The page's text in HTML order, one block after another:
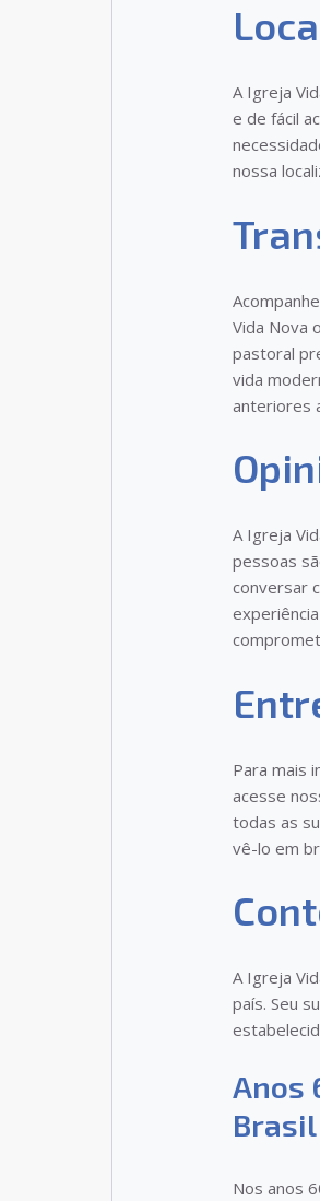
A Igreja
e de fácil
nossa
Vida Nova
pastoral
vida
anteriores
A Igreja
pessoas
conversar
Para mais
acesse
todas as
vê-lo em
A Igreja
país. Seu
Anos
Brasil
Nos anos